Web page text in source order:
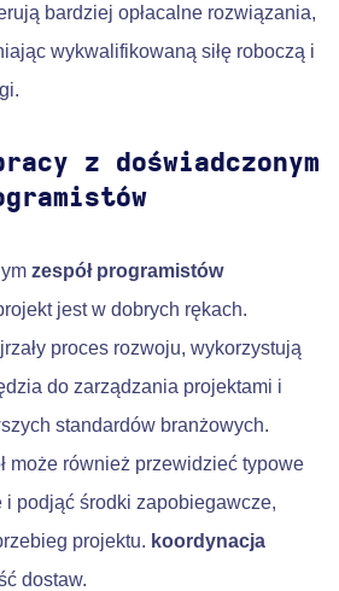
bardziej opłacalne rozwiązania,
wykwalifikowaną siłę roboczą i
z doświadczonym
zespół programistów
jest w dobrych rękach.
proces rozwoju, wykorzystują
do zarządzania projektami i
standardów branżowych.
może również przewidzieć typowe
podjąć środki zapobiegawcze,
projektu. koordynacja
dostaw.